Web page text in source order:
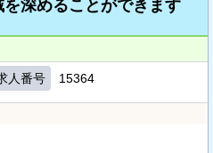
深めることができます
人番号 15364